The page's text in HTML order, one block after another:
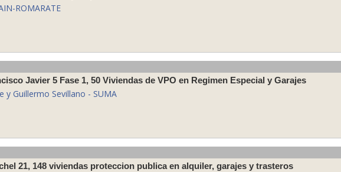
ROMARATE
Javier 5 Fase 1, 50 Viviendas de VPO en Regimen Especial y Garajes
y Guillermo Sevillano - SUMA
21, 148 viviendas proteccion publica en alquiler, garajes y trasteros